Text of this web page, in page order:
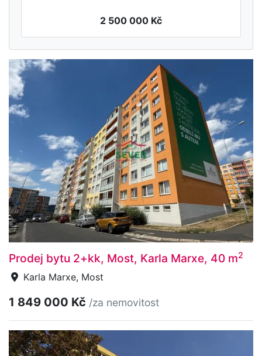
2 500 000 Kč
Prodej bytu 2+kk, Most, Karla Marxe, 40 m2
Karla Marxe, Most
1 849 000 Kč /za nemovitost